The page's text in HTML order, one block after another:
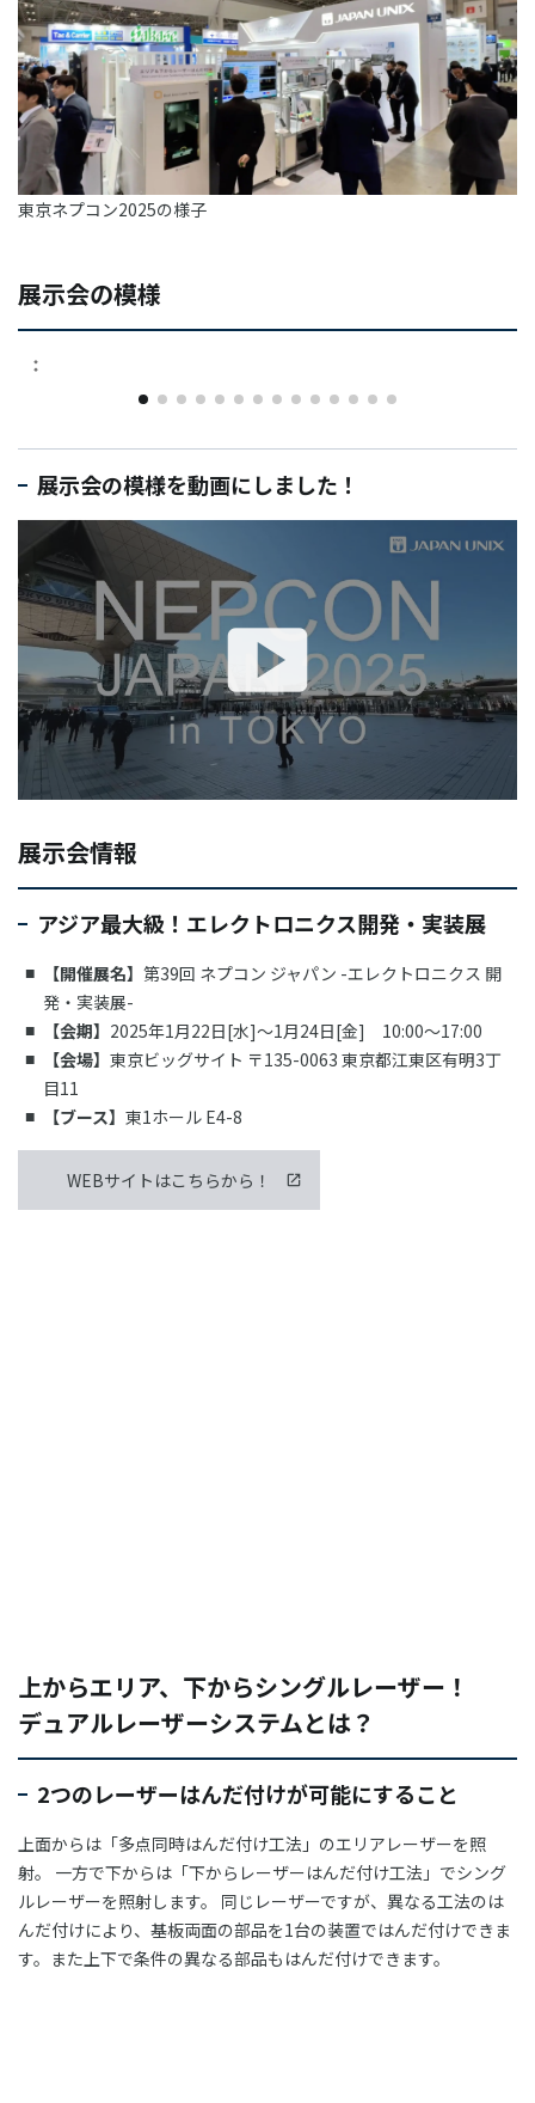
東京ネプコン2025の様子
展示会の模様
展示会の模様を動画にしました！
展示会情報
アジア最大級！エレクトロニクス開発・実装展
【開催展名】 第39回 ネプコン ジャパン -エレクトロニクス 開
発・実装展-
【会期】 2025年1月22日[水]～1月24日[金] 10:00～17:00
【会場】 東京ビッグサイト 〒135-0063 東京都江東区有明3丁
目11
【ブース】 東1ホール E4-8
WEBサイトはこちらから！
上からエリア、下からシングルレーザー！
デュアルレーザーシステムとは？
2つのレーザーはんだ付けが可能にすること
上面からは「多点同時はんだ付け工法」のエリアレーザーを照
射。 一方で下からは「下からレーザーはんだ付け工法」でシング
ルレーザーを照射します。 同じレーザーですが、異なる工法のは
んだ付けにより、基板両面の部品を1台の装置ではんだ付けできま
す。また上下で条件の異なる部品もはんだ付けできます。